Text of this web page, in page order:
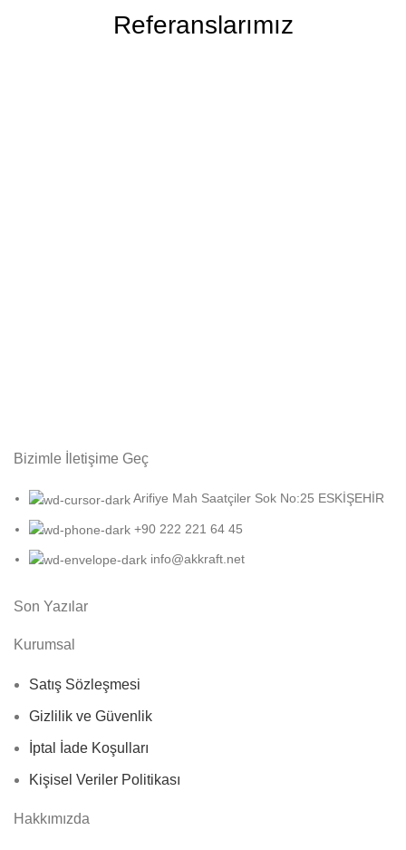
Referanslarımız
Bizimle İletişime Geç
Arifiye Mah Saatçiler Sok No:25 ESKİŞEHİR
+90 222 221 64 45
info@akkraft.net
Son Yazılar
Kurumsal
Satış Sözleşmesi
Gizlilik ve Güvenlik
İptal İade Koşulları
Kişisel Veriler Politikası
Hakkımızda